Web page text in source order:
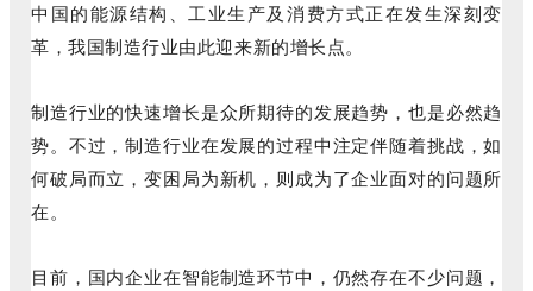
中国的能源结构、工业生产及消费方式正在发生深刻变
革，我国制造行业由此迎来新的增长点。
制造行业的快速增长是众所期待的发展趋势，也是必然趋
势。不过，制造行业在发展的过程中注定伴随着挑战，如
何破局而立，变困局为新机，则成为了企业面对的问题所
在。
目前，国内企业在智能制造环节中，仍然存在不少问题，